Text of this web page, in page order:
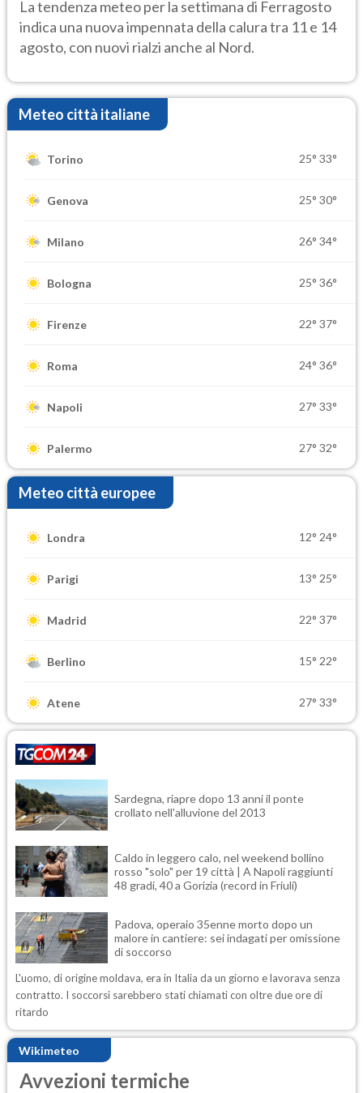
La tendenza meteo per la settimana di Ferragosto
indica una nuova impennata della calura tra 11 e 14
agosto, con nuovi rialzi anche al Nord.
Meteo città italiane
Torino 25° 33°
Genova 25° 30°
Milano 26° 34°
Bologna 25° 36°
Firenze 22° 37°
Roma 24° 36°
Napoli 27° 33°
Palermo 27° 32°
Meteo città europee
Londra 12° 24°
Parigi 13° 25°
Madrid 22° 37°
Berlino 15° 22°
Atene 27° 33°
Sardegna, riapre dopo 13 anni il ponte
crollato nell'alluvione del 2013
Caldo in leggero calo, nel weekend bollino
rosso "solo" per 19 città | A Napoli raggiunti
48 gradi, 40 a Gorizia (record in Friuli)
Padova, operaio 35enne morto dopo un
malore in cantiere: sei indagati per omissione
di soccorso
L'uomo, di origine moldava, era in Italia da un giorno e lavorava senza
contratto. I soccorsi sarebbero stati chiamati con oltre due ore di
ritardo
Wikimeteo
Avvezioni termiche